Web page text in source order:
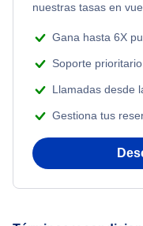
Flights from Nueva
Flights from Nueva
Honeymoon Vacations
Romantic Vacations
Adventure Vacations
nuestras tasas en
Gana hasta 6X
Soporte
Llamadas desde
Gestiona tus